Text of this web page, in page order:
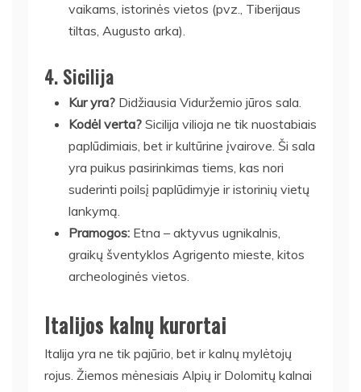
vaikams, istorinės vietos (pvz., Tiberijaus
tiltas, Augusto arka).
4. Sicilija
Kur yra? Didžiausia Viduržemio jūros sala.
Kodėl verta? Sicilija vilioja ne tik nuostabiais
paplūdimiais, bet ir kultūrine įvairove. Ši sala
yra puikus pasirinkimas tiems, kas nori
suderinti poilsį paplūdimyje ir istorinių vietų
lankymą.
Pramogos: Etna – aktyvus ugnikalnis,
graikų šventyklos Agrigento mieste, kitos
archeologinės vietos.
Italijos kalnų kurortai
Italija yra ne tik pajūrio, bet ir kalnų mylėtojų
rojus. Žiemos mėnesiais Alpių ir Dolomitų kalnai